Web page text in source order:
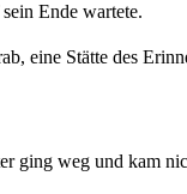
Ende wartete.
eine Stätte des
ging weg und kam